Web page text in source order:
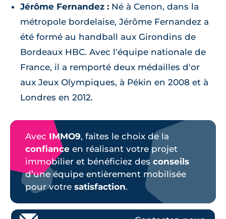
Jérôme Fernandez : Né à Cenon, dans la
métropole bordelaise, Jérôme Fernandez a
été formé au handball aux Girondins de
Bordeaux HBC. Avec l'équipe nationale de
France, il a remporté deux médailles d'or
aux Jeux Olympiques, à Pékin en 2008 et à
Londres en 2012.
Avec IMMO9, faites le choix de la
confiance en réalisant votre projet
immobilier et bénéficiez des conseils
d’une équipe entièrement mobilisée
pour votre satisfaction.